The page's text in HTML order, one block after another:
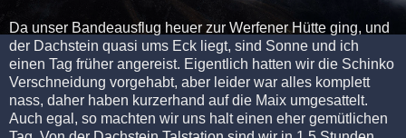
Da unser Bandeausflug heuer zur Werfener Hütte ging, und
der Dachstein quasi ums Eck liegt, sind Sonne und ich
einen Tag früher angereist. Eigentlich hatten wir die Schinko
Verschneidung vorgehabt, aber leider war alles komplett
nass, daher haben kurzerhand auf die Maix umgesattelt.
Auch egal, so machten wir uns halt einen eher gemütlichen